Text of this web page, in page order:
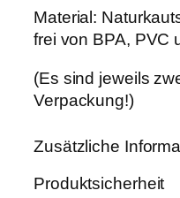
a
r
:
1
2
,
V
E
K
A
U
M
n
g
Material:
frei von BPA, PVC
(Es sind jeweils
Verpackung!)
Zusätzliche
Produktsicherheit